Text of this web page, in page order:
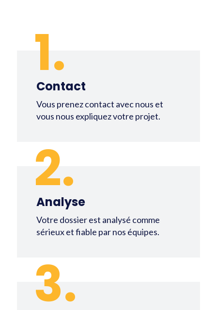
1.
Contact
Vous prenez contact avec nous et
vous nous expliquez votre projet.
2.
Analyse
Votre dossier est analysé comme
sérieux et fiable par nos équipes.
3.